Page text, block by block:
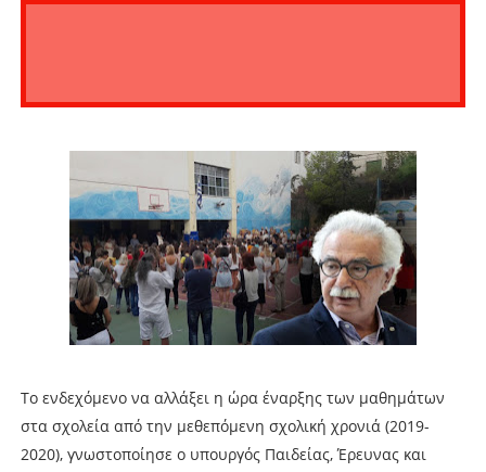
Το ενδεχόμενο να αλλάξει η ώρα έναρξης των μαθημάτων
στα σχολεία από την μεθεπόμενη σχολική χρονιά (2019-
2020), γνωστοποίησε ο υπουργός Παιδείας, Έρευνας και